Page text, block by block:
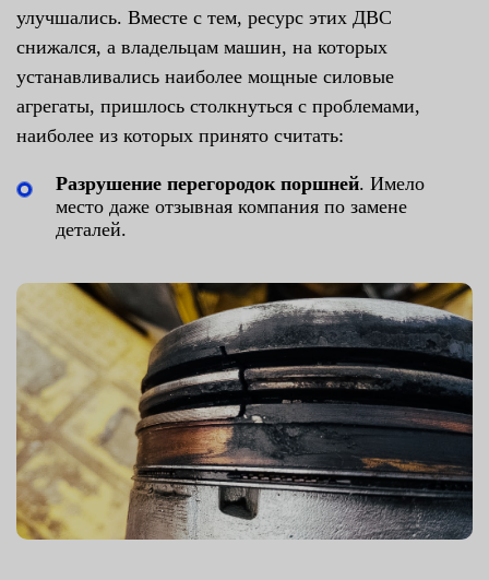
улучшались. Вместе с тем, ресурс этих ДВС
снижался, а владельцам машин, на которых
устанавливались наиболее мощные силовые
агрегаты, пришлось столкнуться с проблемами,
наиболее из которых принято считать:
Разрушение перегородок поршней. Имело
место даже отзывная компания по замене
деталей.